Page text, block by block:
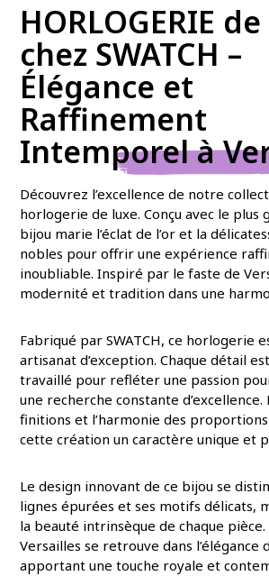
HORLOGERIE
chez SWATCH –
Élégance et
Raffinement
Intemporel à
Découvrez l’excellence de notre
horlogerie de luxe. Conçu avec le plus
bijou marie l’éclat de l’or et la
nobles pour offrir une expérience
inoubliable. Inspiré par le faste de
modernité et tradition dans une
Fabriqué par SWATCH, ce horlogerie
artisanat d’exception. Chaque détail
travaillé pour refléter une passion
une recherche constante d’excellence.
finitions et l’harmonie des
cette création un caractère unique et
Le design innovant de ce bijou se
lignes épurées et ses motifs délicats,
la beauté intrinsèque de chaque pièce.
Versailles se retrouve dans l’élégance
apportant une touche royale et